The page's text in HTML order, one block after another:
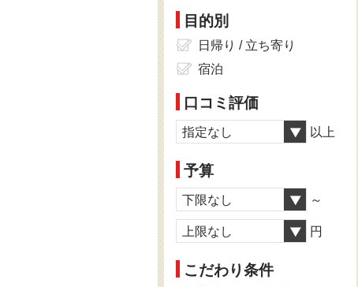
目的別
日帰り / 立ち寄り
宿泊
口コミ評価
指定なし 以上
予算
下限なし ～
上限なし 円
こだわり条件